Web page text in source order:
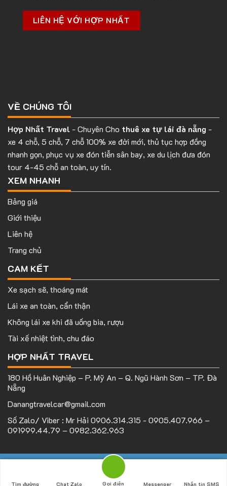
Tìm đường Chat Zalo Gọi điện Messenger Nhắn tin SMS
LIÊN HỆ VỚI HỢP NHẤT
VỀ CHÚNG TÔI
Hợp Nhất Travel - Chuyên Cho thuê xe tự lái đà nẵng -
xe 4 chỗ, 5 chỗ, 7 chỗ 100% xe đời mới, thủ tục hợp đồng
nhanh gọn, phục vụ xe đón tiễn sân bay, xe du lịch đưa đón
tour 4-45 chỗ an toàn, uy tín.
XEM NHANH
Bảng giá
Giới thiệu
Liên hệ
Trang chủ
CAM KẾT
Xe sạch sẽ, thoáng mát
Lái xe an toàn, cẩn thận
Không lái xe khi đã uống bia, rượu
Tài xế nhiệt tình, chu đáo
HỢP NHẤT TRAVEL
180 Hồ Huân Nghiệp – P. Mỹ An – Q. Ngũ Hành Sơn – TP. Đà
Nẵng
Danangtravelcar@gmail.com
Số Zalo/ Viber : Mr Hải 0906.314.315 - 0905.407.966 –
091999.44.79 – 0982.362.963
Hopnhattravel.com
lòng ghi rõ nguồn.